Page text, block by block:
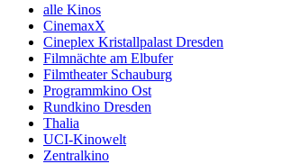
alle Kinos
CinemaxX
Cineplex Kristallpalast Dresden
Filmnächte am Elbufer
Filmtheater Schauburg
Programmkino Ost
Rundkino Dresden
Thalia
UCI-Kinowelt
Zentralkino